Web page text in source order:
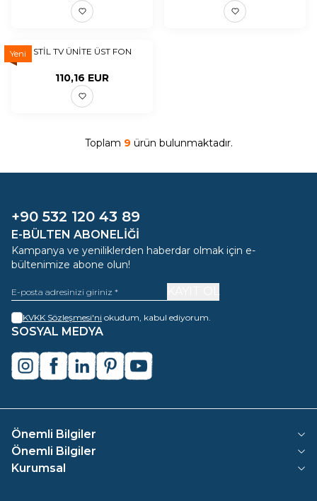
Yeni STİL TV ÜNİTE ÜST FON
110,16 EUR
Toplam 9 ürün bulunmaktadır.
+90 532 120 43 89
E-BÜLTEN ABONELIĞI
Kampanya ve yeniliklerden haberdar olmak için e-
bültenimize abone olun!
KVKK Sözleşmesi'ni okudum, kabul ediyorum.
SOSYAL MEDYA
instagramfacebooklinkedinpinterestyoutube
Önemli Bilgiler
Önemli Bilgiler
Kurumsal